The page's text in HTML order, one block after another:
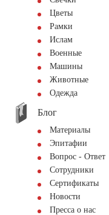
Цветы
Рамки
Ислам
Военные
Машины
Животные
Одежда
Блог
Материалы
Эпитафии
Вопрос - Ответ
Сотрудники
Сертификаты
Новости
Пресса о нас